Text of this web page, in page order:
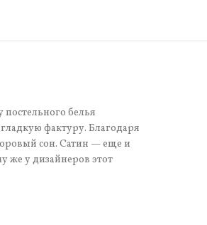
белья
фактуру. Благодаря
сон. Сатин — еще и
же у дизайнеров этот